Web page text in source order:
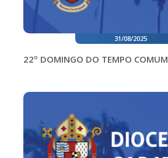
31/08/2025
22º DOMINGO DO TEMPO COMUM